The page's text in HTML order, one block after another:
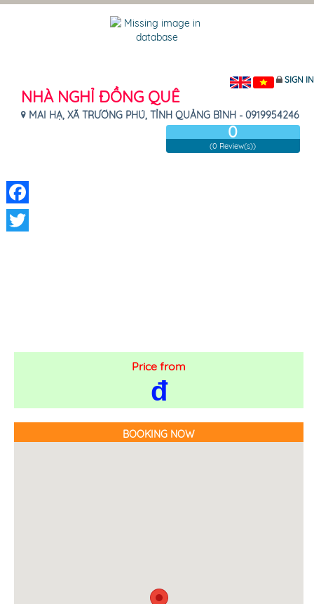
SIGN IN
NHÀ NGHỈ ĐỒNG QUÊ
MAI HẠ, XÃ TRƯỜNG PHÚ, TỈNH QUẢNG BÌNH - 0919954246
0
(0 Review(s))
Price from
đ
BOOKING NOW
Facebook